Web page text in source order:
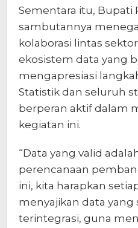
Sementara itu, Bupati
sambutannya
kolaborasi lintas
ekosistem data yang
mengapresiasi
Statistik dan seluruh
berperan aktif dalam
kegiatan ini.
“Data yang valid
perencanaan
ini, kita harapkan
menyajikan data yang
terintegrasi, guna